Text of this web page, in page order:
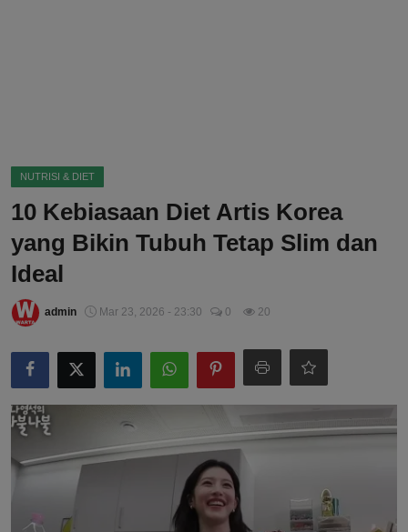
NUTRISI & DIET
10 Kebiasaan Diet Artis Korea
yang Bikin Tubuh Tetap Slim dan
Ideal
admin Mar 23, 2026 - 23:30 0 20